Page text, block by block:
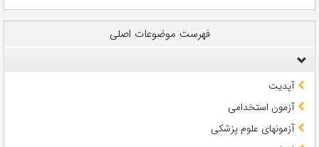
فهرست موضوعات اصلی
آپدیت
آزمون استخدامی
آزمونهای علوم پزشکی